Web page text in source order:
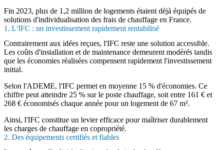
Fin 2023, plus de 1,2 million de logements étaient déjà équipés de
solutions d'individualisation des frais de chauffage en France.
1. L'IFC : un investissement rapidement rentabilisé
Contrairement aux idées reçues, l'IFC reste une solution accessible.
Les coûts d'installation et de maintenance demeurent modérés tandis
que les économies réalisées compensent rapidement l'investissement
initial.
Selon l'ADEME, l'IFC permet en moyenne 15 % d'économies. Ce
chiffre peut atteindre 25 % sur le poste chauffage, soit entre 161 € et
268 € économisés chaque année pour un logement de 67 m².
Ainsi, l'IFC constitue un levier efficace pour maîtriser durablement
les charges de chauffage en copropriété.
2. Des équipements certifiés et fiables